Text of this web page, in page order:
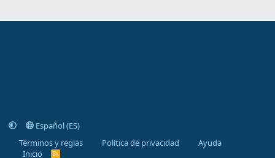
Español (ES)
Términos y reglas
Política de privacidad
Ayuda
Inicio
R